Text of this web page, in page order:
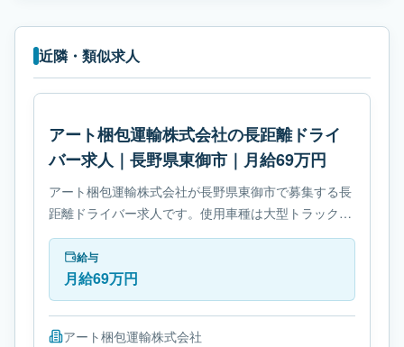
近隣・類似求人
アート梱包運輸株式会社の長距離ドライ
バー求人｜長野県東御市｜月給69万円
アート梱包運輸株式会社が長野県東御市で募集する長
距離ドライバー求人です。使用車種は大型トラックで
す。勤務時間は- 変形労働時間制です。必要免許は- 大
型自動車免許です。
給与
月給69万円
アート梱包運輸株式会社